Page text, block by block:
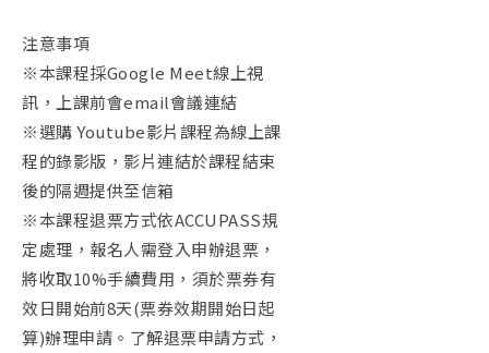
注意事項
※本課程採Google Meet線上視
訊，上課前會email會議連結
※選購 Youtube影片課程為線上課
程的錄影版，影片連結於課程結束
後的隔週提供至信箱
※本課程退票方式依ACCUPASS規
定處理，報名人需登入申辦退票，
將收取10%手續費用，須於票券有
效日開始前8天(票券效期開始日起
算)辦理申請。了解退票申請方式，